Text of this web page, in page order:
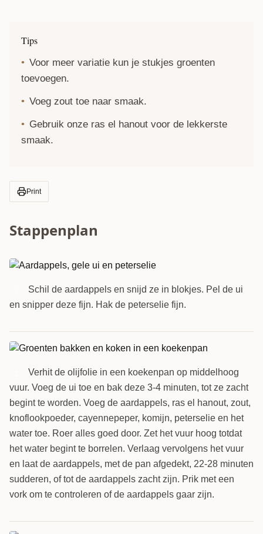
Tips
Voor meer variatie kun je stukjes groenten
toevoegen.
Voeg zout toe naar smaak.
Gebruik onze ras el hanout voor de lekkerste
smaak.
Print
Stappenplan
Schil de aardappels en snijd ze in blokjes. Pel de ui
en snipper deze fijn. Hak de peterselie fijn.
Verhit de olijfolie in een koekenpan op middelhoog
vuur. Voeg de ui toe en bak deze 3-4 minuten, tot ze zacht
begint te worden. Voeg de aardappels, ras el hanout, zout,
knoflookpoeder, cayennepeper, komijn, peterselie en het
water toe. Roer alles goed door. Zet het vuur hoog totdat
het water begint te borrelen. Verlaag vervolgens het vuur
en laat de aardappels, met de pan afgedekt, 22-28 minuten
sudderen, of tot de aardappels zacht zijn. Prik met een
vork om te controleren of de aardappels gaar zijn.